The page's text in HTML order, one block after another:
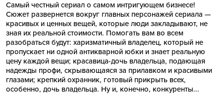
Самый честный сериал о самом интригующем бизнесе!
Сюжет развернется вокруг главных персонажей сериала —
красивых и ценных вещей, которые люди закладывают, не
зная их реальной стоимости. Помогать вам во всем
разобраться будут: харизматичный владелец, который не
пропускает ни одной антикварной юбки и знает реальную
цену каждой вещи; красавица-дочь владельца, подающая
надежды профи, скрывающаяся за прилавком и красивыми
глазами; крепкий охранник, готовый прикрыть всех,
особенно, дочь владельца. Ну и, конечно, конкуренты...